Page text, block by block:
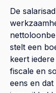
De
stelt een
keert
fiscale en
eens en